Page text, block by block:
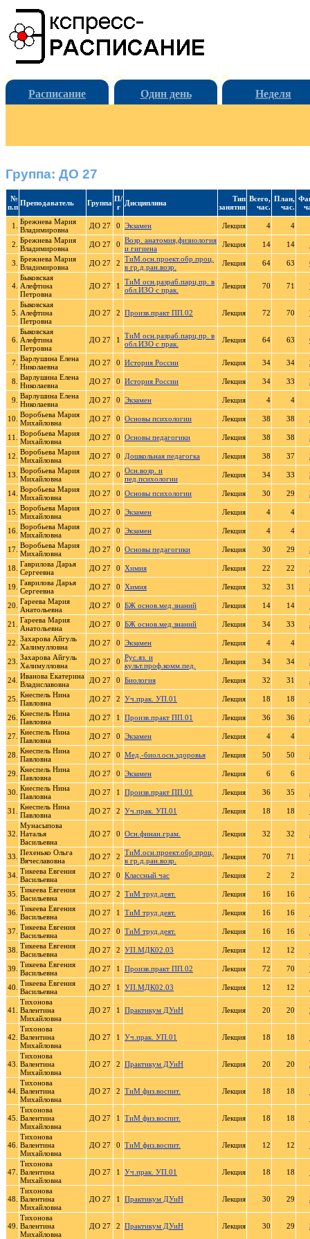
Расписание Один день Неделя
Группа: ДО 27
№
п.п Преподаватель Группа П/
г
Дисциплина
Тип
занятия
Всего,
час.
План,
час.
1.
Брежнева Мария
Владимировна
ДО 27 0 Экзамен Лекция 4 4
2. Брежнева Мария
Владимировна
ДО 27 0 Возр. анатомия,физиология
и гигиена
Лекция 14 14
3. Брежнева Мария
Владимировна
ДО 27 2 ТиМ.осн.проект.обр.проц.
в гр.д.ран.возр.
Лекция 64 63
4.
Быковская
Алефтина
Петровна
ДО 27 1
ТиМ осн.разраб.парц.пр. в
обл.ИЗО с прак.
Лекция 70 71
5.
Быковская
Алефтина
Петровна
ДО 27 2 Произв.практ ПП.02 Лекция 72 70
6.
Быковская
Алефтина
Петровна
ДО 27 1
ТиМ осн.разраб.парц.пр. в
обл.ИЗО с прак.
Лекция 64 63
7. Варлушина Елена
Николаевна
ДО 27 0 История России Лекция 34 34
8. Варлушина Елена
Николаевна
ДО 27 0 История России Лекция 34 33
9. Варлушина Елена
Николаевна
ДО 27 0 Экзамен Лекция 4 4
10. Воробьева Мария
Михайловна
ДО 27 0 Основы психологии Лекция 38 38
11.
Воробьева Мария
Михайловна
ДО 27 0 Основы педагогики Лекция 38 38
12. Воробьева Мария
Михайловна
ДО 27 0 Дошкольная педагогка Лекция 38 37
13. Воробьева Мария
Михайловна
ДО 27 0 Осн.возр. и
пед.психологии
Лекция 34 33
14. Воробьева Мария
Михайловна
ДО 27 0 Основы психологии Лекция 30 29
15. Воробьева Мария
Михайловна
ДО 27 0 Экзамен Лекция 4 4
16. Воробьева Мария
Михайловна
ДО 27 0 Экзамен Лекция 4 4
17. Воробьева Мария
Михайловна
ДО 27 0 Основы педагогики Лекция 30 29
18. Гаврилова Дарья
Сергеевна
ДО 27 0 Химия Лекция 22 22
19. Гаврилова Дарья
Сергеевна
ДО 27 0 Химия Лекция 32 31
20. Гареева Мария
Анатольевна
ДО 27 0 БЖ основ.мед.знаний Лекция 14 14
21.
Гареева Мария
Анатольевна
ДО 27 0 БЖ основ.мед.знаний Лекция 34 33
22. Захарова Айгуль
Халимулловна
ДО 27 0 Экзамен Лекция 4 4
23. Захарова Айгуль
Халимулловна
ДО 27 0 Рус.яз. и
культ.проф.комм.пед.
Лекция 34 34
24. Иванова Екатерина
Владиславовна
ДО 27 0 Биология Лекция 32 31
25. Кнеспель Нина
Павловна
ДО 27 2 Уч.прак. УП.01 Лекция 18 18
26. Кнеспель Нина
Павловна
ДО 27 1 Произв.практ ПП.01 Лекция 36 36
27. Кнеспель Нина
Павловна
ДО 27 0 Экзамен Лекция 4 4
28. Кнеспель Нина
Павловна
ДО 27 0 Мед.-биол.осн.здоровья Лекция 50 50
29. Кнеспель Нина
Павловна
ДО 27 0 Экзамен Лекция 6 6
30. Кнеспель Нина
Павловна
ДО 27 1 Произв.практ ПП.01 Лекция 36 35
31.
Кнеспель Нина
Павловна
ДО 27 2 Уч.прак. УП.01 Лекция 18 18
32.
Мунасыпова
Наталья
Васильевна
ДО 27 0 Осн.финан.грам. Лекция 32 32
33. Пехенько Ольга
Вячеславовна
ДО 27 2 ТиМ.осн.проект.обр.проц.
в гр.д.ран.возр.
Лекция 70 71
34. Тикеева Евгения
Васильевна
ДО 27 0 Классный час Лекция 2 2
35. Тикеева Евгения
Васильевна
ДО 27 2 ТиМ труд.деят. Лекция 16 16
36. Тикеева Евгения
Васильевна
ДО 27 1 ТиМ труд.деят. Лекция 16 16
37. Тикеева Евгения
Васильевна
ДО 27 0 ТиМ труд.деят. Лекция 16 16
38. Тикеева Евгения
Васильевна
ДО 27 2 УП.МДК02.03 Лекция 12 12
39. Тикеева Евгения
Васильевна
ДО 27 1 Произв.практ ПП.02 Лекция 72 70
40. Тикеева Евгения
Васильевна
ДО 27 1 УП.МДК02.03 Лекция 12 12
41.
Тихонова
Валентина
Михайловна
ДО 27 1 Практикум ДУиН Лекция 20 20
42.
Тихонова
Валентина
Михайловна
ДО 27 1 Уч.прак. УП.01 Лекция 18 18
43.
Тихонова
Валентина
Михайловна
ДО 27 2 Практикум ДУиН Лекция 20 20
44.
Тихонова
Валентина
Михайловна
ДО 27 2 ТиМ физ.воспит. Лекция 18 18
45.
Тихонова
Валентина
Михайловна
ДО 27 1 ТиМ физ.воспит. Лекция 18 18
46.
Тихонова
Валентина
Михайловна
ДО 27 0 ТиМ физ.воспит. Лекция 12 12
47.
Тихонова
Валентина
Михайловна
ДО 27 1 Уч.прак. УП.01 Лекция 18 18
48.
Тихонова
Валентина
Михайловна
ДО 27 1 Практикум ДУиН Лекция 30 29
49.
Тихонова
Валентина
Михайловна
ДО 27 2 Практикум ДУиН Лекция 30 29